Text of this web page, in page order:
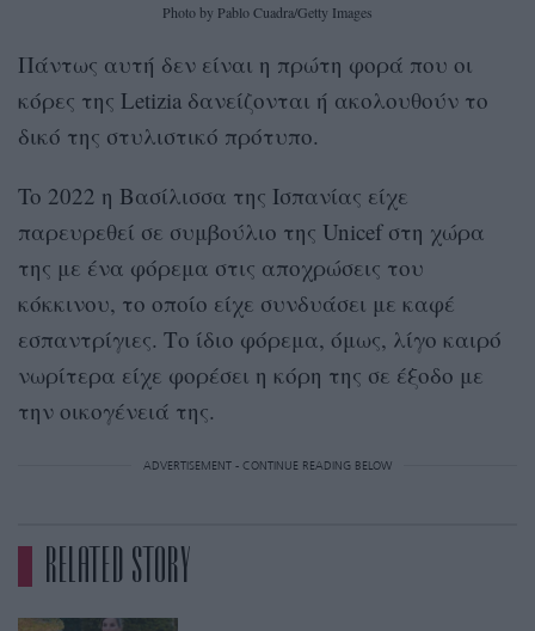
Photo by Pablo Cuadra/Getty Images
Πάντως αυτή δεν είναι η πρώτη φορά που οι
κόρες της Letizia δανείζονται ή ακολουθούν το
δικό της στυλιστικό πρότυπο.
To 2022 η Βασίλισσα της Ισπανίας είχε
παρευρεθεί σε συμβούλιο της Unicef στη χώρα
της με ένα φόρεμα στις αποχρώσεις του
κόκκινου, το οποίο είχε συνδυάσει με καφέ
εσπαντρίγιες. Το ίδιο φόρεμα, όμως, λίγο καιρό
νωρίτερα είχε φορέσει η κόρη της σε έξοδο με
την οικογένειά της.
ADVERTISEMENT - CONTINUE READING BELOW
RELATED STORY